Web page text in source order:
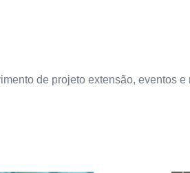
de projeto extensão, eventos